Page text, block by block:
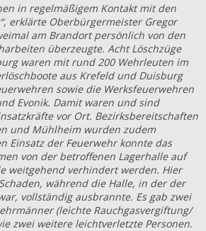
in regelmäßigem Kontakt mit den
erklärte Oberbürgermeister Gregor
am Brandort persönlich von den
überzeugte. Acht Löschzüge
waren mit rund 200 Wehrleuten im
aus Krefeld und Duisburg
sowie die Werksfeuerwehren
Evonik. Damit waren und sind
vor Ort. Bezirksbereitschaften
und Mühlheim wurden zudem
Einsatz der Feuerwehr konnte das
von der betroffenen Lagerhalle auf
weitgehend verhindert werden. Hier
während die Halle, in der der
vollständig ausbrannte. Es gab zwei
(leichte Rauchgasvergiftung/
zwei weitere leichtverletzte Personen.